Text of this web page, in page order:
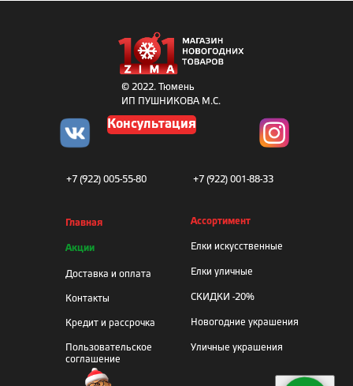
© 2022. Тюмень
ИП ПУШНИКОВА М.С.
Ассортимент
Акции Елки искусственные
СКИДКИ -20%
Главная
Доставка и оплата
Контакты
Пользовательское
соглашение
+7 (922) 001-88-33
+7 (922) 005-55-80
Консультация
Новогодние украшения
Уличные украшения
Елки уличные
Кредит и рассрочка